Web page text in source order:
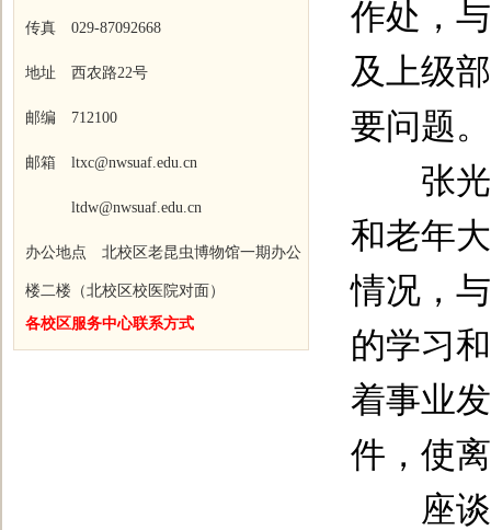
传真 029-87092668
地址 西农路22号
邮编 712100
邮箱 ltxc@nwsuaf.edu.cn
ltdw@nwsuaf.edu.cn
办公地点 北校区老昆虫博物馆一期办公
楼二楼（北校区校医院对面）
各校区服务中心联系方式
作处，与
及上级
要问题。
张光
和老年
情况，
的学习
着事业
件，使
座谈